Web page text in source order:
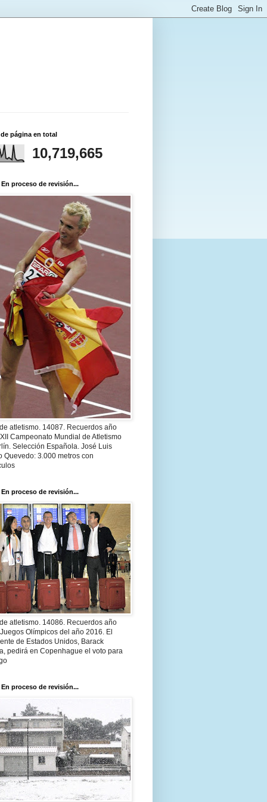
página en total
10,719,665
En proceso de revisión...
atletismo. 14087. Recuerdos año
Campeonato Mundial de Atletismo
Selección Española. José Luis
Quevedo: 3.000 metros con
En proceso de revisión...
atletismo. 14086. Recuerdos año
Olímpicos del año 2016. El
de Estados Unidos, Barack
pedirá en Copenhague el voto para
En proceso de revisión...